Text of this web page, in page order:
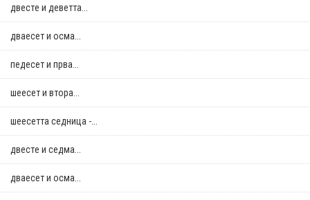
двестe и деветта...
дваесет и осма...
педесет и прва...
шеесет и втора...
шеесетта седница -...
двестe и седма...
дваесет и осма...